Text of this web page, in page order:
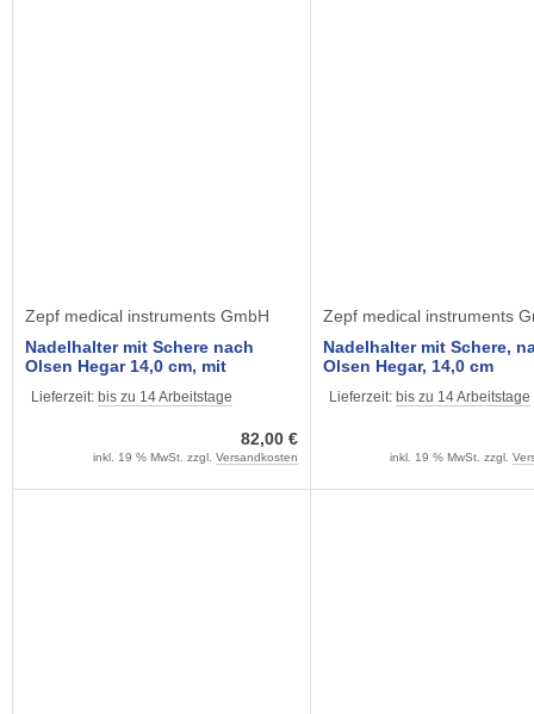
Zepf medical instruments GmbH
Nadelhalter mit Schere nach
Olsen Hegar 14,0 cm, mit
Lieferzeit: bis zu 14 Arbeitstage
82,00 €
inkl. 19 % MwSt. zzgl. Versandkosten
Zepf medical instruments
Nadelhalter mit Schere,
Olsen Hegar, 14,0 cm
Lieferzeit: bis zu 14 Arbeitstage
inkl. 19 % MwSt. zzgl.